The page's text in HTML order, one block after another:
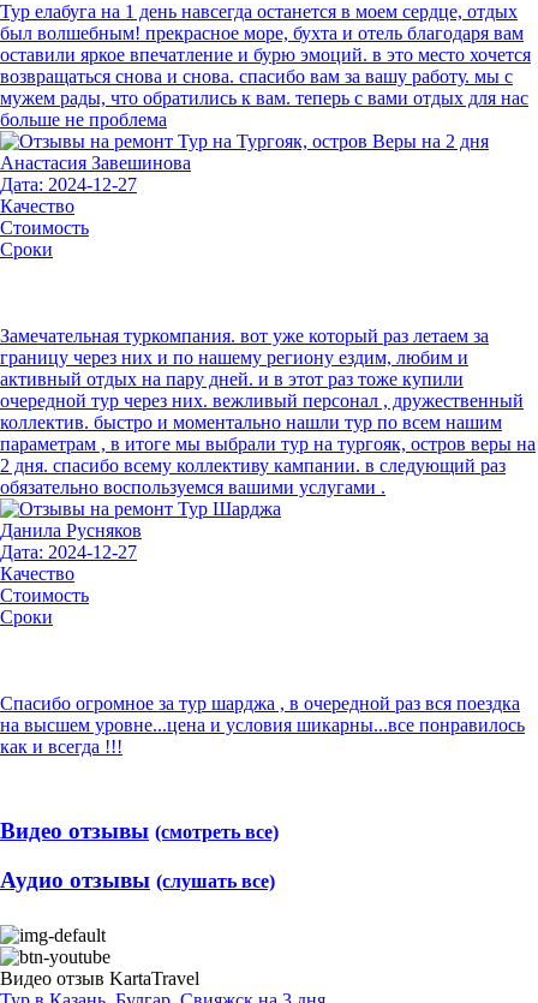
Тур елабуга на 1 день навсегда останется в моем сердце, отдых
был волшебным! прекрасное море, бухта и отель благодаря вам
оставили яркое впечатление и бурю эмоций. в это место хочется
возвращаться снова и снова. спасибо вам за вашу работу. мы с
мужем рады, что обратились к вам. теперь с вами отдых для нас
больше не проблема
Анастасия Завешинова
Дата: 2024-12-27
Качество
Стоимость
Сроки
Замечательная туркомпания. вот уже который раз летаем за
границу через них и по нашему региону ездим, любим и
активный отдых на пару дней. и в этот раз тоже купили
очередной тур через них. вежливый персонал , дружественный
коллектив. быстро и моментально нашли тур по всем нашим
параметрам , в итоге мы выбрали тур на тургояк, остров веры на
2 дня. спасибо всему коллективу кампании. в следующий раз
обязательно воспользуемся вашими услугами .
Данила Русняков
Дата: 2024-12-27
Качество
Стоимость
Сроки
Спасибо огромное за тур шарджа , в очередной раз вся поездка
на высшем уровне...цена и условия шикарны...все понравилось
как и всегда !!!
Видео отзывы (смотреть все)
Аудио отзывы (слушать все)
Видео отзыв KartaTravel